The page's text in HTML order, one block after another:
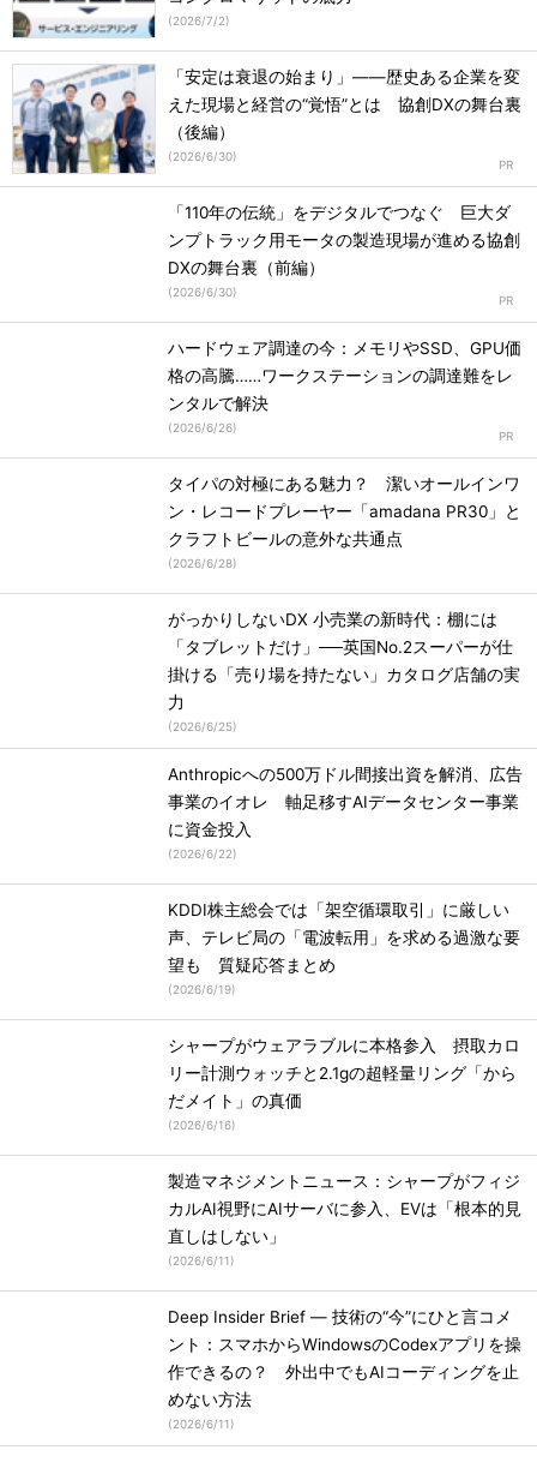
(2026/7/2)
「安定は衰退の始まり」――歴史ある企業を変
えた現場と経営の“覚悟”とは 協創DXの舞台裏
（後編）
(2026/6/30)
「110年の伝統」をデジタルでつなぐ 巨大ダ
ンプトラック用モータの製造現場が進める協創
DXの舞台裏（前編）
(2026/6/30)
ハードウェア調達の今：メモリやSSD、GPU価
格の高騰……ワークステーションの調達難をレ
ンタルで解決
(2026/6/26)
タイパの対極にある魅力？ 潔いオールインワ
ン・レコードプレーヤー「amadana PR30」と
クラフトビールの意外な共通点
(2026/6/28)
がっかりしないDX 小売業の新時代：棚には
「タブレットだけ」──英国No.2スーパーが仕
掛ける「売り場を持たない」カタログ店舗の実
力
(2026/6/25)
Anthropicへの500万ドル間接出資を解消、広告
事業のイオレ 軸足移すAIデータセンター事業
に資金投入
(2026/6/22)
KDDI株主総会では「架空循環取引」に厳しい
声、テレビ局の「電波転用」を求める過激な要
望も 質疑応答まとめ
(2026/6/19)
シャープがウェアラブルに本格参入 摂取カロ
リー計測ウォッチと2.1gの超軽量リング「から
だメイト」の真価
(2026/6/16)
製造マネジメントニュース：シャープがフィジ
カルAI視野にAIサーバに参入、EVは「根本的見
直しはしない」
(2026/6/11)
Deep Insider Brief ― 技術の“今”にひと言コメ
ント：スマホからWindowsのCodexアプリを操
作できるの？ 外出中でもAIコーディングを止
めない方法
(2026/6/11)